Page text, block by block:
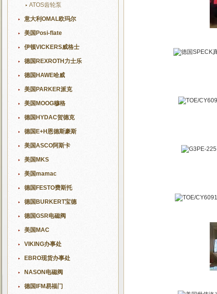
ATOS齿轮泵
意大利OMAL欧玛尔
美国Posi-flate
伊顿VICKERS威格士
德国REXROTH力士乐
德国HAWE哈威
美国PARKER派克
美国MOOG穆格
德国HYDAC贺德克
德国E+H恩德斯豪斯
美国ASCO阿斯卡
美国MKS
美国mamac
德国FESTO费斯托
德国BURKERT宝德
德国GSR电磁阀
美国MAC
VIKING办事处
EBRO现货办事处
NASON电磁阀
德国IFM易福门